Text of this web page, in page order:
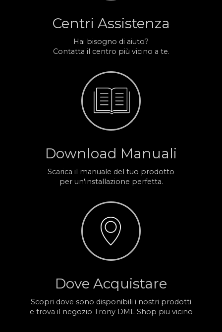
Centri Assistenza
Hai bisogno di aiuto?
Contatta il centro più vicino a te.
Download Manuali
Scarica il manuale del tuo prodotto
per un'installazione perfetta.
Dove Acquistare
Scopri dove sono disponibili i nostri prodotti
e trova il negozio Trony DML Shop piu vicino